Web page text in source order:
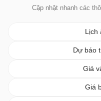
Cập nhật nhanh các
Lịch
Dự báo
Giá
Giá